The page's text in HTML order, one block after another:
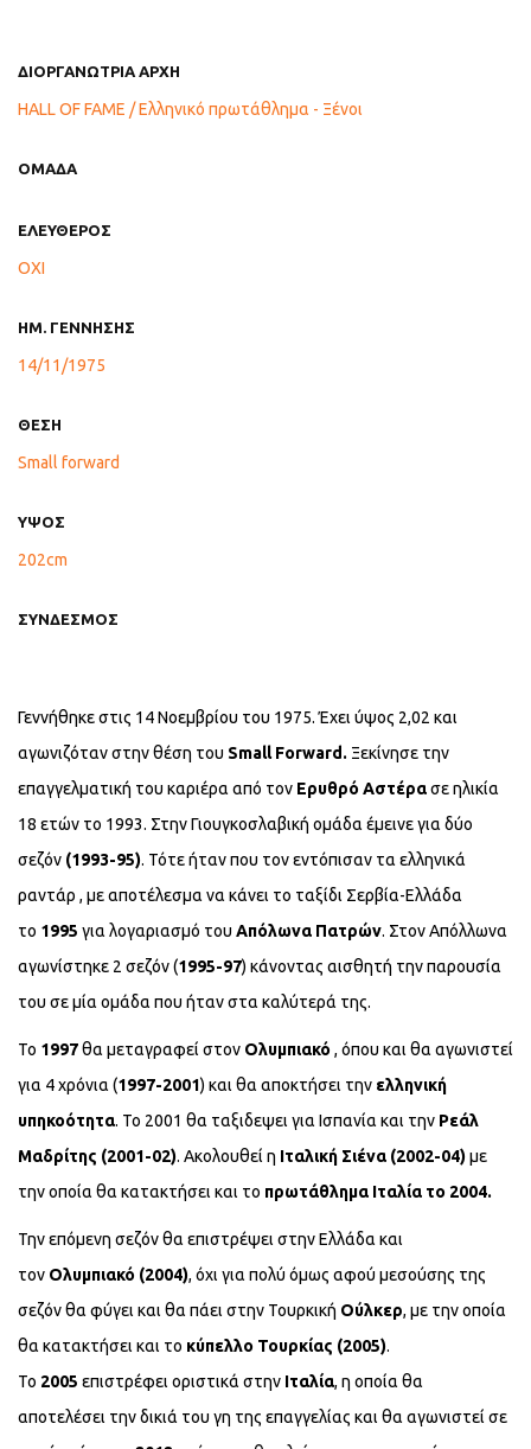
ΔΙΟΡΓΑΝΩΤΡΙΑ ΑΡΧΗ
HALL OF FAME / Ελληνικό πρωτάθλημα - Ξένοι
ΟΜΑΔΑ
ΕΛΕΥΘΕΡΟΣ
ΟΧΙ
ΗΜ. ΓΕΝΝΗΣΗΣ
14/11/1975
ΘΕΣΗ
Small forward
ΥΨΟΣ
202cm
ΣΥΝΔΕΣΜΟΣ
Γεννήθηκε στις 14 Νοεμβρίου του 1975. Έχει ύψος 2,02 και
αγωνιζόταν στην θέση του Small Forward. Ξεκίνησε την
επαγγελματική του καριέρα από τον Ερυθρό Αστέρασε ηλικία
18 ετών το 1993. Στην Γιουγκοσλαβική ομάδα έμεινε για δύο
σεζόν (1993-95). Τότε ήταν που τον εντόπισαν τα ελληνικά
ραντάρ , με αποτέλεσμα να κάνει το ταξίδι Σερβία-Ελλάδα
το 1995 για λογαριασμό του Απόλωνα Πατρών. Στον Απόλλωνα
αγωνίστηκε 2 σεζόν (1995-97) κάνοντας αισθητή την παρουσία
του σε μία ομάδα που ήταν στα καλύτερά της.
Το 1997θα μεταγραφεί στον Ολυμπιακό , όπου και θα αγωνιστεί
για 4 χρόνια (1997-2001) και θα αποκτήσει την ελληνική
υπηκοότητα. Το 2001 θα ταξιδεψει για Ισπανία και την Ρεάλ
Μαδρίτης (2001-02). Ακολουθεί η Ιταλική Σιένα (2002-04)με
την οποία θα κατακτήσει και το πρωτάθλημα Ιταλία το 2004.
Την επόμενη σεζόν θα επιστρέψει στην Ελλάδα και
τον Ολυμπιακό (2004), όχι για πολύ όμως αφού μεσούσης της
σεζόν θα φύγει και θα πάει στην Τουρκική Ούλκερ, με την οποία
θα κατακτήσει και το κύπελλο Τουρκίας (2005).
Το 2005 επιστρέφει οριστικά στην Ιταλία, η οποία θα
αποτελέσει την δικιά του γη της επαγγελίας και θα αγωνιστεί σε